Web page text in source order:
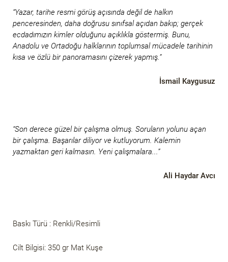
“Yazar, tarihe resmi görüş açısında değil de halkın
penceresinden, daha doğrusu sınıfsal açıdan bakıp; gerçek
ecdadımızın kimler olduğunu açıklıkla göstermiş. Bunu,
Anadolu ve Ortadoğu halklarının toplumsal mücadele tarihinin
kısa ve özlü bir panoramasını çizerek yapmış.”
İsmail Kaygusuz
“Son derece güzel bir çalışma olmuş. Soruların yolunu açan
bir çalışma. Başarılar diliyor ve kutluyorum. Kalemin
yazmaktan geri kalmasın. Yeni çalışmalara...”
Ali Haydar Avcı
Baskı Türü : Renkli/Resimli
Cilt Bilgisi: 350 gr Mat Kuşe